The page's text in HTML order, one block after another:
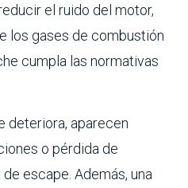
el ruido del motor,
los gases de combustión
cumpla las normativas
deteriora, aparecen
o pérdida de
escape. Además, una